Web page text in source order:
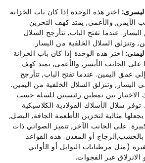
اختر هذه الوحدة إذا كان باب الخزانة
الأيمن, والأعمى, يمتد كهف التخزين
عندما تفتح الباب, تتأرجح السلال
وتنزلق السلال الخلفية من اليسار.
اختر هذه الوحدة إذا كان باب الخزانة
الجانب الأيسر, والأعمى, يمتد كهف
عمق اليمين. عندما تفتح الباب, تتأرجح
اليسار, وتنزلق السلال الخلفية من اليمين.
الاختيار بين نمطين رئيسيين للسلة حسب
سلال الأسلاك الفولاذية الكلاسيكية
مثالية لتخزين الأطعمة الجافة, البصل,
على الجانب الآخر, تتميز الصواني ذات
بالخشب,الزجاج أو المعدن. هذه القواعد
(مثل مرطبانات التوابل أو الأواني
عبر الفجوات.